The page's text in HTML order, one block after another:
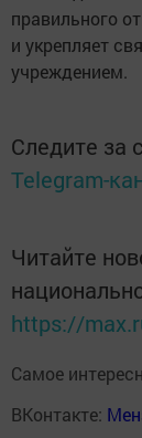
правильного
и укрепляет
учреждением.
Следите
Telegram-
Читайте
https://
Самое
ВКонтакте: